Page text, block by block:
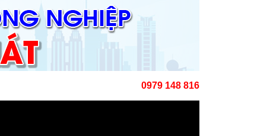
0979 148 816